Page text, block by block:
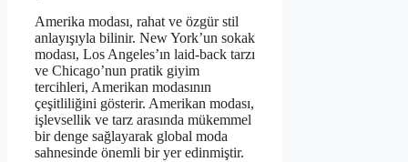
Amerika modası, rahat ve özgür stil
anlayışıyla bilinir. New York’un sokak
modası, Los Angeles’ın laid-back tarzı
ve Chicago’nun pratik giyim
tercihleri, Amerikan modasının
çeşitliliğini gösterir. Amerikan modası,
işlevsellik ve tarz arasında mükemmel
bir denge sağlayarak global moda
sahnesinde önemli bir yer edinmiştir.